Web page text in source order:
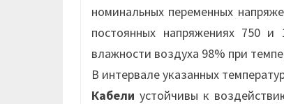
номинальных переменных
постоянных напряжениях 750
влажности воздуха 98% при
В интервале указанных
Кабели устойчивы к